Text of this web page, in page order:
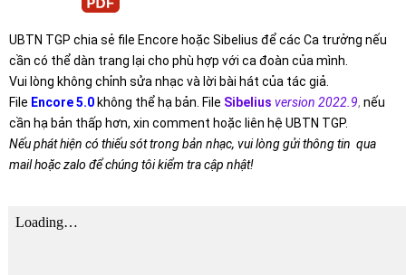
UBTN TGP chia sẻ file Encore hoặc Sibelius để các Ca trưởng nếu
cần có thể dàn trang lại cho phù hợp với ca đoàn của mình.
Vui lòng không chỉnh sửa nhạc và lời bài hát của tác giả.
File Encore 5.0không thể hạ bản. File Sibelius version 2022.9, nếu
cần hạ bản thấp hơn, xin comment hoặc liên hệ UBTN TGP.
Nếu phát hiện có thiếu sót trong bản nhạc, vui lòng gửi thông tin qua
mail hoặc zalo để chúng tôi kiểm tra cập nhật!